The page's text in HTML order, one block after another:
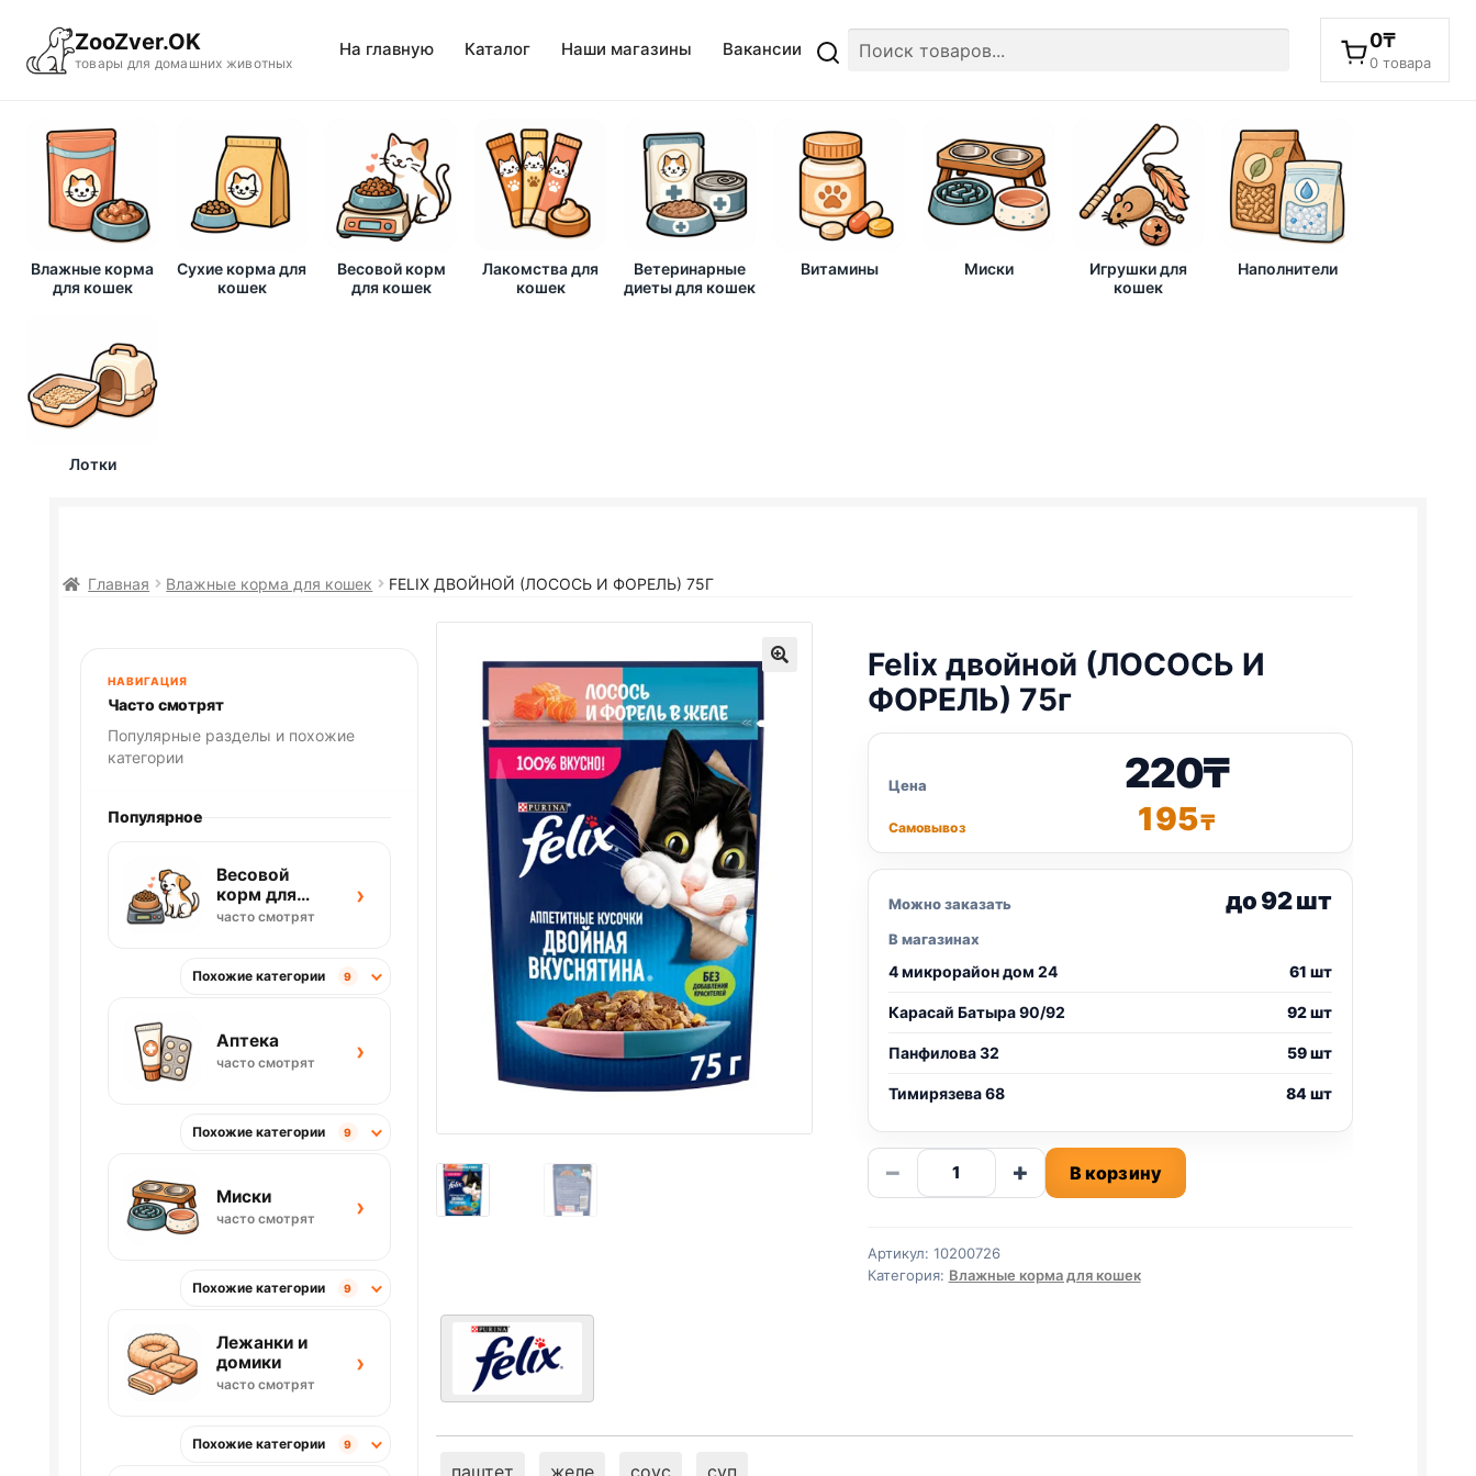
ZooZver.OK
товары для домашних животных
На главную Каталог Наши магазины Вакансии 0₸
0 товара
Влажные корма
для кошек
Сухие корма для
кошек
Весовой корм
для кошек
Лакомства для
кошек
Ветеринарные
диеты для кошек
Витамины Миски
Игрушки для
кошек
Наполнители
Лотки
Главная Влажные корма для кошек FELIX ДВОЙНОЙ (ЛОСОСЬ И ФОРЕЛЬ) 75Г
Felix двойной (ЛОСОСЬ И
ФОРЕЛЬ) 75г
Цена 220₸
Самовывоз 195₸
Можно заказать до 92 шт
В магазинах
4 микрорайон дом 24 61 шт
Карасай Батыра 90/92 92 шт
Панфилова 32 59 шт
Тимирязева 68 84 шт
−
Количество
товара
(ЛОСОСЬ
+ В корзину
Артикул: 10200726
Категория: Влажные корма для кошек
паштет желе соус суп
НАВИГАЦИЯ
Часто смотрят
Популярные разделы и похожие
категории
Популярное
Весовой
корм для
собак
часто смотрят
›
Похожие категории 9
Аптека
часто смотрят ›
Похожие категории 9
Миски
часто смотрят ›
Похожие категории 9
Лежанки и
домики
часто смотрят
›
Похожие категории 9